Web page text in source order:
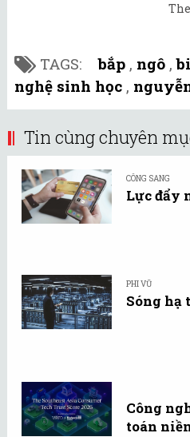
TAGS:bắp , ngô ,
nghệ sinh học ,
Tin cùng chuyên
CÔNG SANG
Lực đẩy
PHI VŨ
Sóng hạ
Công
toán